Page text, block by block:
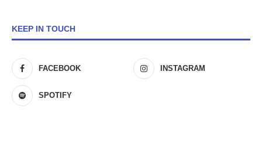
KEEP IN TOUCH
FACEBOOK INSTAGRAM
SPOTIFY